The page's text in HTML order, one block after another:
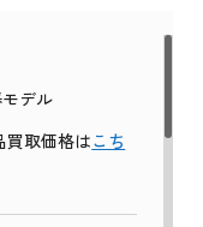
デル
買取価格はこち